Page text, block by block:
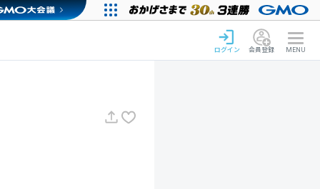
ログイン 会員登録 MENU